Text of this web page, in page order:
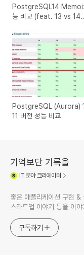
PostgreSQL14
능 비교 (feat. 13 vs 14
PostgreSQL (Aurora)
11 버전 성능 비교
기억보단 기록을
IT 분야 크리에이터
좋은 애플리케이션 구현
스타트업 이야기 등을 이야
구독하기